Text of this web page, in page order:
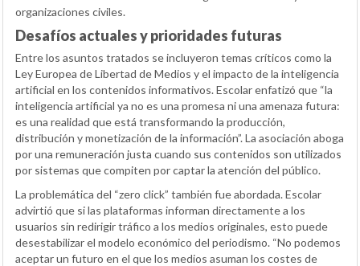
organizaciones civiles.
Desafíos actuales y prioridades futuras
Entre los asuntos tratados se incluyeron temas críticos como la
Ley Europea de Libertad de Medios y el impacto de la inteligencia
artificial en los contenidos informativos. Escolar enfatizó que “la
inteligencia artificial ya no es una promesa ni una amenaza futura:
es una realidad que está transformando la producción,
distribución y monetización de la información”. La asociación aboga
por una remuneración justa cuando sus contenidos son utilizados
por sistemas que compiten por captar la atención del público.
La problemática del “zero click” también fue abordada. Escolar
advirtió que si las plataformas informan directamente a los
usuarios sin redirigir tráfico a los medios originales, esto puede
desestabilizar el modelo económico del periodismo. “No podemos
aceptar un futuro en el que los medios asuman los costes de